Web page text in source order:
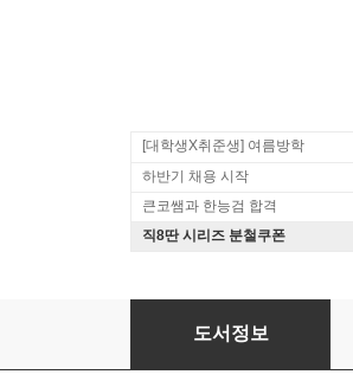
[대학생X취준생] 여름방학
하반기 채용 시작
큰코쌤과 한능검 합격
직8딴 시리즈 분철쿠폰
해커스 공인중개사 1차
도서정보